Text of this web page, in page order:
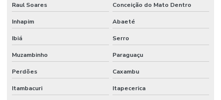
Raul Soares Conceição do Mato Dentro
Inhapim Abaeté
Ibiá Serro
Muzambinho Paraguaçu
Perdões Caxambu
Itambacuri Itapecerica